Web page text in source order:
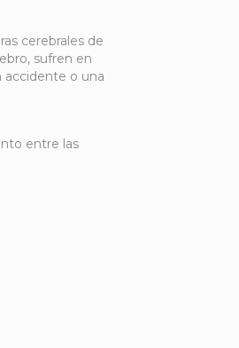
cerebrales de
sufren en
o una
entre las